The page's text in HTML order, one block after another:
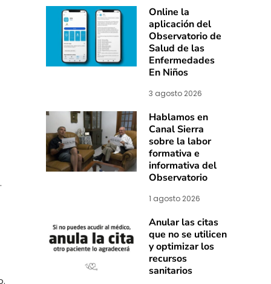
Online la
aplicación del
Observatorio de
Salud de las
Enfermedades
En Niños
3 agosto 2026
Hablamos en
Canal Sierra
sobre la labor
formativa e
informativa del
Observatorio
1 agosto 2026
Anular las citas
que no se utilicen
y optimizar los
recursos
sanitarios